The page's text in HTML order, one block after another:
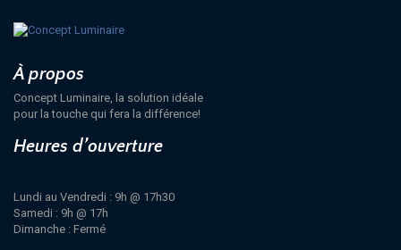
À propos
Concept Luminaire, la solution idéale
pour la touche qui fera la différence!
Heures d’ouverture
Lundi au Vendredi : 9h @ 17h30
Samedi : 9h @ 17h
Dimanche : Fermé